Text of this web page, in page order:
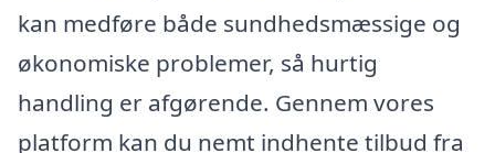
kan medføre både sundhedsmæssige og
økonomiske problemer, så hurtig
handling er afgørende. Gennem vores
platform kan du nemt indhente tilbud fra